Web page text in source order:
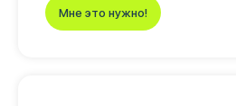
Мне это нужно!